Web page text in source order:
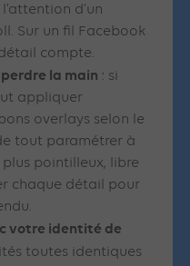
d’un
Sur un fil Facebook
compte.
la main : si
appliquer
overlays selon le
tout paramétrer à
plus pointilleux, libre
chaque détail pour
votre identité de
toutes identiques